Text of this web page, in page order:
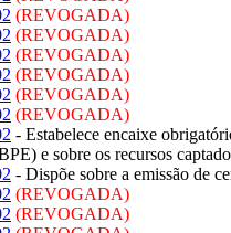
(REVOGADA)
(REVOGADA)
(REVOGADA)
(REVOGADA)
(REVOGADA)
(REVOGADA)
- Estabelece encaixe
e sobre os recursos
- Dispõe sobre a emissão de
(REVOGADA)
(REVOGADA)